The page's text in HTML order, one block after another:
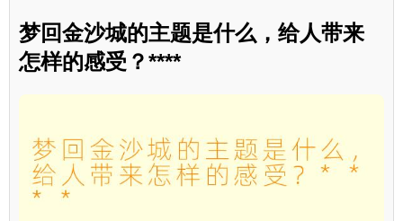
梦回金沙城的主题是什么，给人带来
怎样的感受？****